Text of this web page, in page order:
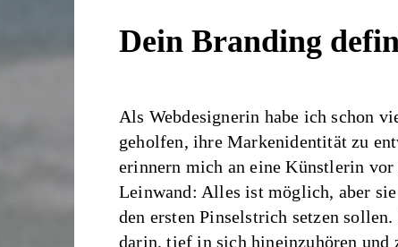
Dein Branding
Als Webdesignerin habe ich schon
geholfen, ihre Markenidentität zu
erinnern mich an eine Künstlerin vor
Leinwand: Alles ist möglich, aber
den ersten Pinselstrich setzen
darin, tief in sich hineinzuhören und